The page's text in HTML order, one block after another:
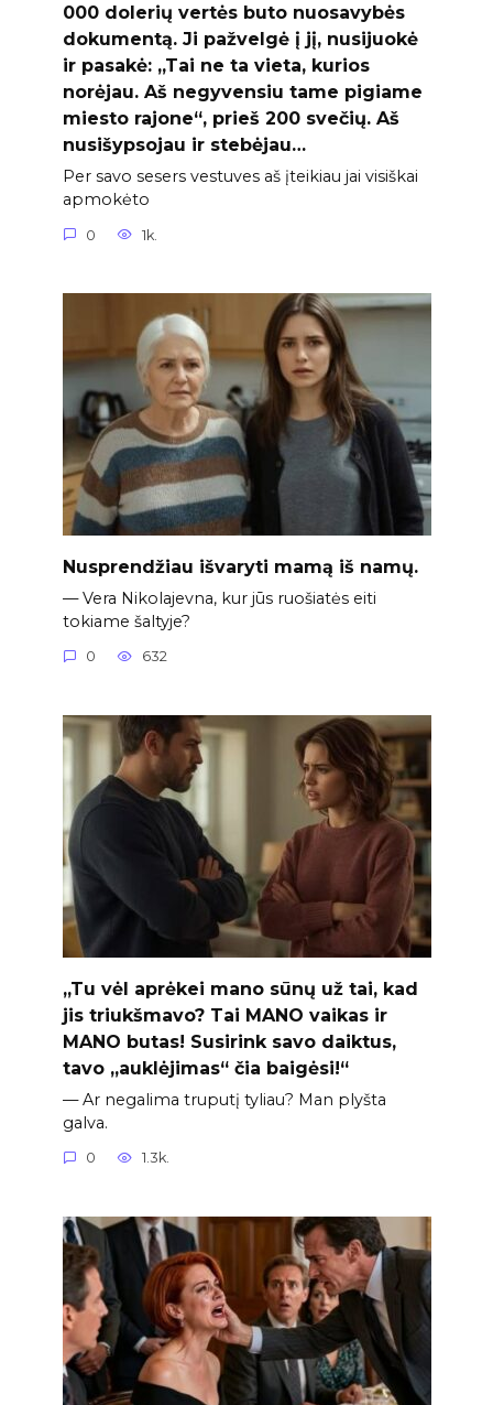
000 dolerių vertės buto nuosavybės
dokumentą. Ji pažvelgė į jį, nusijuokė
ir pasakė: „Tai ne ta vieta, kurios
norėjau. Aš negyvensiu tame pigiame
miesto rajone“, prieš 200 svečių. Aš
nusišypsojau ir stebėjau…
Per savo sesers vestuves aš įteikiau jai visiškai
apmokėto
0 1k.
Nusprendžiau išvaryti mamą iš namų.
— Vera Nikolajevna, kur jūs ruošiatės eiti
tokiame šaltyje?
0 632
„Tu vėl aprėkei mano sūnų už tai, kad
jis triukšmavo? Tai MANO vaikas ir
MANO butas! Susirink savo daiktus,
tavo „auklėjimas“ čia baigėsi!“
— Ar negalima truputį tyliau? Man plyšta
galva.
0 1.3k.